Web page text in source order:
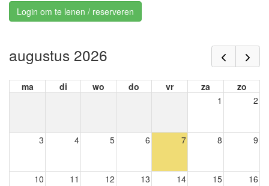
Login om te lenen / reserveren
augustus 2026
ma di wo do vr za
zo
1
2
3 4 5 6 7 8 9
10 11 12 13 14 15 16